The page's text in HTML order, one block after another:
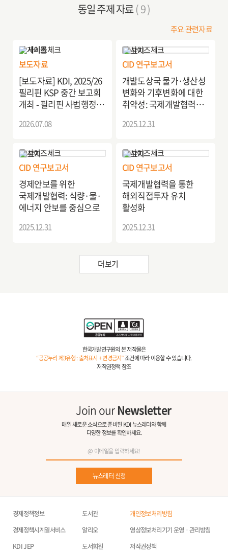
동일 주제 자료( 9 )
주요 관련자료
보도자료
[보도자료] KDI, 2025/26
필리핀 KSP 중간 보고회
개최 - 필리핀 사법행정
시스템 고도화 방안 -
2026.07.08
CID 연구보고서
개발도상국 물가·생산성
변화와 기후변화에 대한
취약성: 국제개발협력
2025.12.31
CID 연구보고서
경제안보를 위한
국제개발협력: 식량·물·
에너지 안보를 중심으로
2025.12.31
CID 연구보고서
국제개발협력을 통한
해외직접투자 유치
활성화
2025.12.31
더보기
한국개발연구원의 본 저작물은
“공공누리 제3유형 : 출처표시 + 변경금지”조건에 따라 이용할 수 있습니다.
저작권정책 참조
Join ourNewsletter
매일 새로운 소식으로 준비된 KDI 뉴스레터와 함께
다양한 정보를 확인하세요.
뉴스레터 신청
경제정책정보
경제정책시계열서비스
KDI JEP
도서관
알리오
도서회원
개인정보처리방침
영상정보처리기기 운영ㆍ관리방침
저작권정책